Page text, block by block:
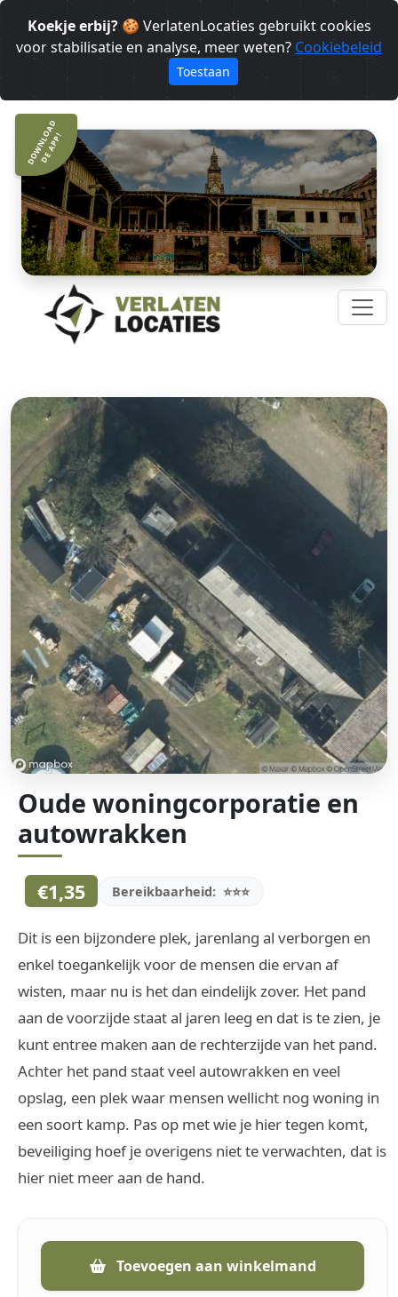
Koekje erbij?🍪 VerlatenLocaties gebruikt cookies
voor stabilisatie en analyse, meer weten? Cookiebeleid
Toestaan
DOWNLOAD
DE APP!
Oude woningcorporatie en
autowrakken
€1,35 Bereikbaarheid: ⭐⭐⭐
Dit is een bijzondere plek, jarenlang al verborgen en
enkel toegankelijk voor de mensen die ervan af
wisten, maar nu is het dan eindelijk zover. Het pand
aan de voorzijde staat al jaren leeg en dat is te zien, je
kunt entree maken aan de rechterzijde van het pand.
Achter het pand staat veel autowrakken en veel
opslag, een plek waar mensen wellicht nog woning in
een soort kamp. Pas op met wie je hier tegen komt,
beveiliging hoef je overigens niet te verwachten, dat is
hier niet meer aan de hand.
Toevoegen aan winkelmand